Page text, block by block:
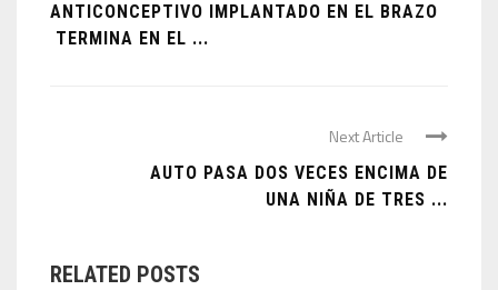
ANTICONCEPTIVO IMPLANTADO EN EL BRAZO
TERMINA EN EL ...
Next Article
AUTO PASA DOS VECES ENCIMA DE
UNA NIÑA DE TRES ...
RELATED POSTS